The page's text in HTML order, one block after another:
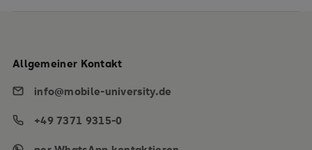
Allgemeiner Kontakt
info@mobile-university.de
+49 7371 9315-0